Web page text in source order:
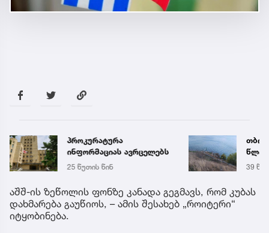
პროკურატურა
ინფორმაციას ავრცელებს
25 წუთის წინ
წლის
39
აშშ-ის ზეწოლის ფონზე კანადა გეგმავს, რომ კუბას
დახმარება გაუწიოს, – ამის შესახებ „როიტერი“
იტყობინება.